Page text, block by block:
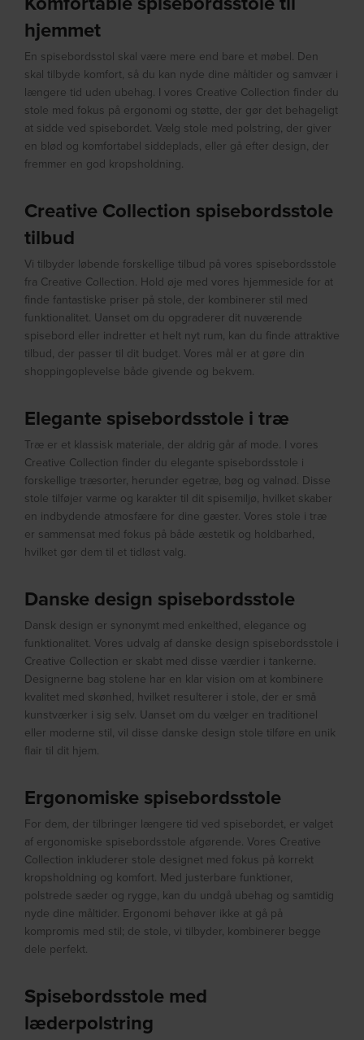
hjemmet
En spisebordsstol skal være mere end bare et møbel. Den
skal tilbyde komfort, så du kan nyde dine måltider og samvær i
længere tid uden ubehag. I vores Creative Collection finder du
stole med fokus på ergonomi og støtte, der gør det behageligt
at sidde ved spisebordet. Vælg stole med polstring, der giver
en blød og komfortabel siddeplads, eller gå efter design, der
fremmer en god kropsholdning.
Creative Collection spisebordsstole
tilbud
Vi tilbyder løbende forskellige tilbud på vores spisebordsstole
fra Creative Collection. Hold øje med vores hjemmeside for at
finde fantastiske priser på stole, der kombinerer stil med
funktionalitet. Uanset om du opgraderer dit nuværende
spisebord eller indretter et helt nyt rum, kan du finde attraktive
tilbud, der passer til dit budget. Vores mål er at gøre din
shoppingoplevelse både givende og bekvem.
Elegante spisebordsstole i træ
Træ er et klassisk materiale, der aldrig går af mode. I vores
Creative Collection finder du elegante spisebordsstole i
forskellige træsorter, herunder egetræ, bøg og valnød. Disse
stole tilføjer varme og karakter til dit spisemiljø, hvilket skaber
en indbydende atmosfære for dine gæster. Vores stole i træ
er sammensat med fokus på både æstetik og holdbarhed,
hvilket gør dem til et tidløst valg.
Danske design spisebordsstole
Dansk design er synonymt med enkelthed, elegance og
funktionalitet. Vores udvalg af danske design spisebordsstole i
Creative Collection er skabt med disse værdier i tankerne.
Designerne bag stolene har en klar vision om at kombinere
kvalitet med skønhed, hvilket resulterer i stole, der er små
kunstværker i sig selv. Uanset om du vælger en traditionel
eller moderne stil, vil disse danske design stole tilføre en unik
flair til dit hjem.
Ergonomiske spisebordsstole
For dem, der tilbringer længere tid ved spisebordet, er valget
af ergonomiske spisebordsstole afgørende. Vores Creative
Collection inkluderer stole designet med fokus på korrekt
kropsholdning og komfort. Med justerbare funktioner,
polstrede sæder og rygge, kan du undgå ubehag og samtidig
nyde dine måltider. Ergonomi behøver ikke at gå på
kompromis med stil; de stole, vi tilbyder, kombinerer begge
dele perfekt.
Spisebordsstole med
læderpolstring